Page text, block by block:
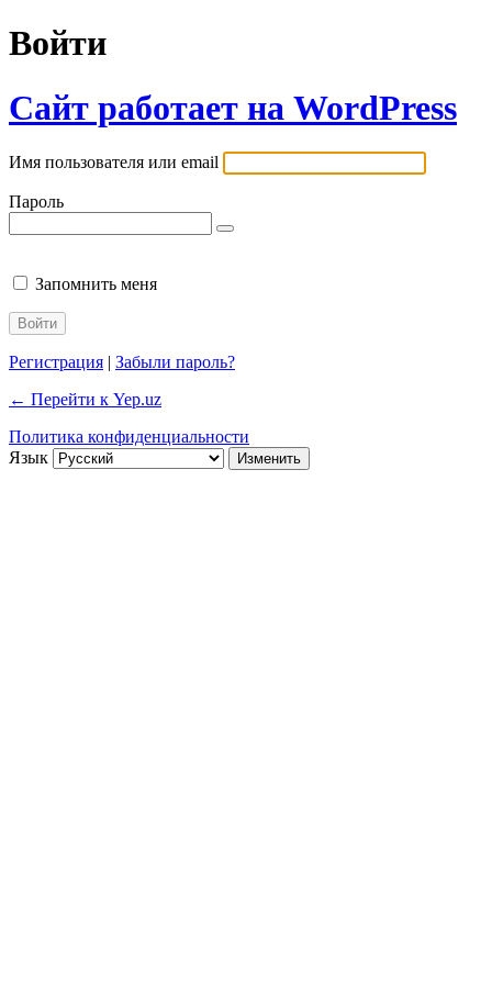
Войти
Сайт работает на WordPress
Имя пользователя или email
Пароль
Запомнить меня
Регистрация | Забыли пароль?
← Перейти к Yep.uz
Политика конфиденциальности
Язык